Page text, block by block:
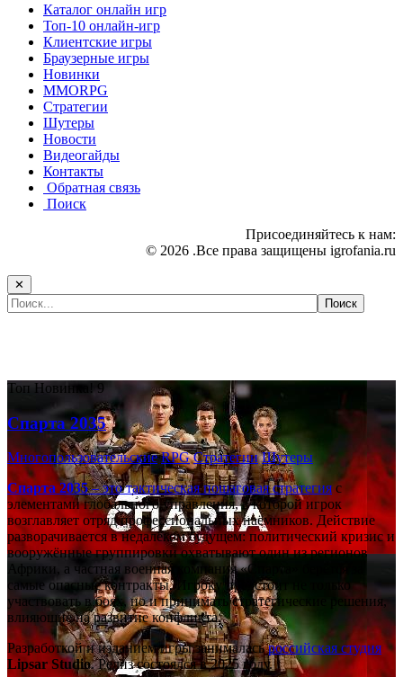
Каталог онлайн игр
Топ-10 онлайн-игр
Клиентские игры
Браузерные игры
Новинки
MMORPG
Стратегии
Шутеры
Новости
Видеогайды
Контакты
Обратная связь
Поиск
Присоединяйтесь к нам:
© 2026 .Все права защищены igrofania.ru
✕
Топ Новинка! 9
Спарта 2035
Многопользовательские RPG Стратегии Шутеры
Спарта 2035– это тактическаяпошаговая стратегияс
элементами глобального управления, в которой игрок
возглавляет отряд профессиональных наёмников. Действие
разворачивается в недалёком будущем: политический кризис и
вооружённые группировки охватывают один из регионов
Африки, а частная военная компания «Спарта» берётся за
самые опасные контракты. Игроку предстоит не только
участвовать в боях, но и принимать стратегические решения,
влияющие на развитие конфликта.
Разработкой и изданием игры занималасьроссийская студия
Lipsar Studio. Релиз состоялся в 2025 году.